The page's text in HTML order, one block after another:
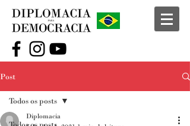
Post
Todos os posts
Diplomacia